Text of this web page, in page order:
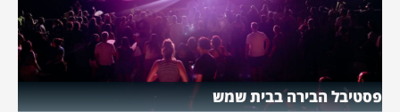
פסטיבל הבירה בבית שמש